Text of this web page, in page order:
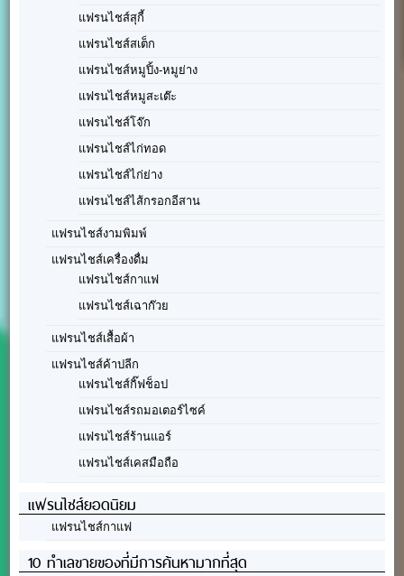
แฟรนไชส์สุกี้
แฟรนไชส์สเต็ก
แฟรนไชส์หมูปิ้ง-หมูย่าง
แฟรนไชส์หมูสะเต๊ะ
แฟรนไชส์โจ๊ก
แฟรนไชส์ไก่ทอด
แฟรนไชส์ไก่ย่าง
แฟรนไชส์ไส้กรอกอีสาน
แฟรนไชส์งามพิมพ์
แฟรนไชส์เครื่องดื่ม
แฟรนไชส์กาแฟ
แฟรนไชส์เฉาก๊วย
แฟรนไชส์เสื้อผ้า
แฟรนไชส์ค้าปลีก
แฟรนไชส์กิ๊ฟช็อป
แฟรนไชส์รถมอเตอร์ไซค์
แฟรนไชส์ร้านแอร์
แฟรนไชส์เคสมือถือ
แฟรนไชส์ยอดนิยม
แฟรนไชส์กาแฟ
10 ทำเลขายของที่มีการค้นหามากที่สุด